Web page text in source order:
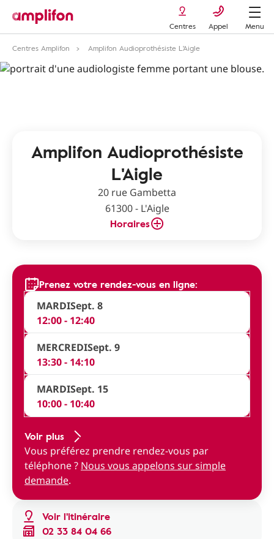
Centres Appel
Menu
Centres Amplifon
Amplifon Audioprothésiste L'Aigle
Amplifon Audioprothésiste
L'Aigle
20 rue Gambetta
61300 - L'Aigle
Horaires
Voir l'itinéraire
02 33 84 04 66
Prenez votre rendez-vous en ligne:
MARDISept. 8
12:00 - 12:40
MERCREDISept. 9
13:30 - 14:10
MARDISept. 15
10:00 - 10:40
Voir plus
Vous préférez prendre rendez-vous par
téléphone ? Nous vous appelons sur simple
demande.